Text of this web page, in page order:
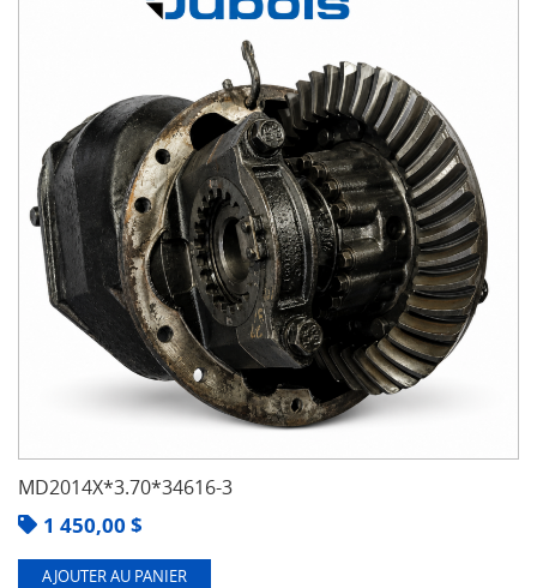
MD2014X*3.70*34616-3
1 450,00 $
AJOUTER AU PANIER